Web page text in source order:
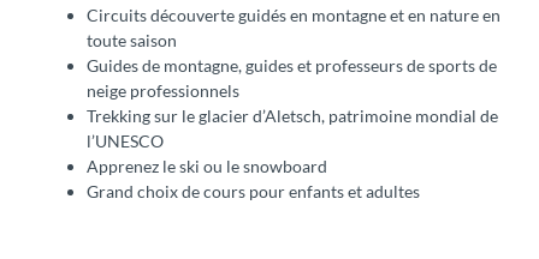
Circuits découverte guidés en montagne et en nature en
toute saison
Guides de montagne, guides et professeurs de sports de
neige professionnels
Trekking sur le glacier d’Aletsch, patrimoine mondial de
l’UNESCO
Apprenez le ski ou le snowboard
Grand choix de cours pour enfants et adultes